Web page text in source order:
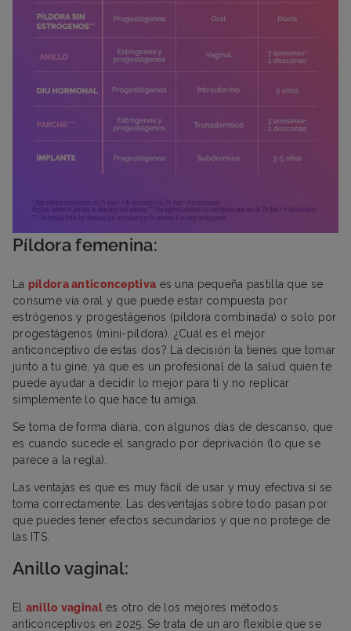
Píldora femenina:
La píldora anticonceptiva es una pequeña pastilla que se
consume vía oral y que puede estar compuesta por
estrógenos y progestágenos (píldora combinada) o solo por
progestágenos (mini-píldora). ¿Cuál es el mejor
anticonceptivo de estas dos? La decisión la tienes que tomar
junto a tu gine, ya que es un profesional de la salud quien te
puede ayudar a decidir lo mejor para ti y no replicar
simplemente lo que hace tu amiga.
Se toma de forma diaria, con algunos días de descanso, que
es cuando sucede el sangrado por deprivación (lo que se
parece a la regla).
Las ventajas es que es muy fácil de usar y muy efectiva si se
toma correctamente. Las desventajas sobre todo pasan por
que puedes tener efectos secundarios y que no protege de
las ITS.
Anillo vaginal:
El anillo vaginales otro de los mejores métodos
anticonceptivos en 2025. Se trata de un aro flexible que se